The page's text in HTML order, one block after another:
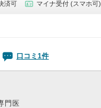
済可 マイナ受付 (スマホ可)
口コミ1件
門医